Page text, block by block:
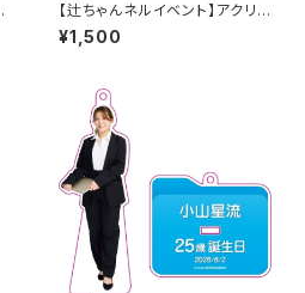
【辻ちゃんネルイベント】アクリル
ヘアクリップ
¥1,500